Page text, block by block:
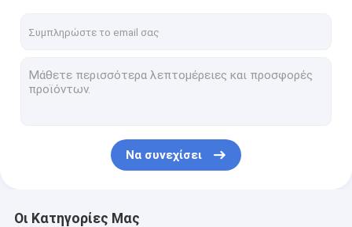
Φανός θέρμανσης αερίου
Πυροβόλο όπλο φλογών βουτανίου
Ηλεκτρικό πυροβόλο όπλο φλογών
Να συνεχίσει
Οι Κατηγορίες Μας